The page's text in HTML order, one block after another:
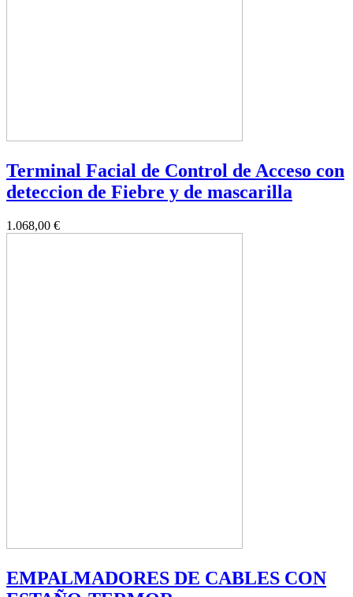
Terminal Facial de Control de Acceso con
deteccion de Fiebre y de mascarilla
1.068,00 €
EMPALMADORES DE CABLES CON